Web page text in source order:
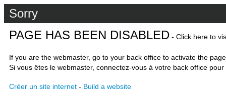
Sorry
PAGE HAS BEEN DISABLED - Click here to
If you are the webmaster, go to your back office to activate the
Si vous êtes le webmaster, connectez-vous à votre back office
Créer un site internet - Build a website